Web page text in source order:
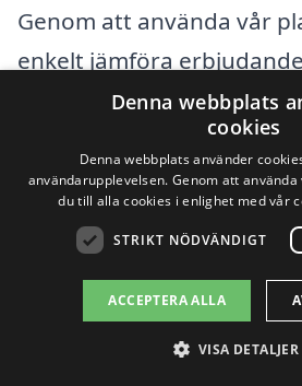
Genom att använda vår
enkelt jämföra
företag som erbjuder
Några av de städer som
Jungfrusund, och där du
professionella
inkluderar:
Denna webbplats
cookies
Denna webbplats använder
användarupplevelsen. Genom att
du till alla cookies i enlighet med vår
STRIKT NÖDVÄNDIGT
ACCEPTERA ALLA
VISA DETALJER